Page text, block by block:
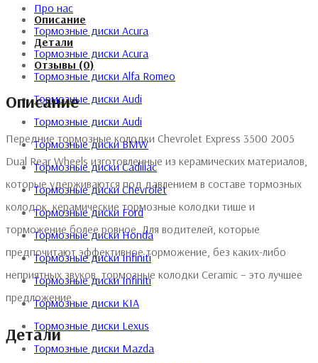
Про нас
Тормозные диски Acura
Тормозные диски Acura
Тормозные диски Alfa Romeo
Тормозные диски Audi
Тормозные диски Audi
Тормозные диски BMW
Тормозные диски Cadillac
Тормозные диски Chevrolet
Тормозные диски Ford
Тормозные диски Honda
Тормозные диски Infiniti
Тормозные диски Infiniti
Тормозные диски KIA
Тормозные диски Lexus
Тормозные диски Mazda
Описание
Детали
Отзывы (0)
Описание
Передние тормозные колодки Chevrolet Express 3500 2005
Dual Rear Wheels изготовленные из керамических материалов,
которые удерживаются под давлением в составе тормозных
колодок, керамические тормозные колодки тише и
торможение более ровное. Для водителей, которые
предпочитают эффективное торможение, без каких-либо
неприятных звуков, тормозные колодки Ceramic – это лучшее
предложение.
Детали